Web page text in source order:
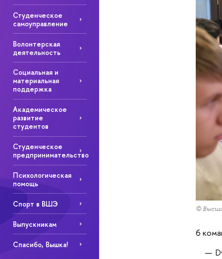
Студенческое
самоуправление
Волонтерская
деятельность
Социальная и
материальная
поддержка
Академическое
развитие
студентов
Студенческое
предпринимательство
Психологическая
помощь
Спорт в ВШЭ
Выпускникам
Спасибо, Вышка!
©
6